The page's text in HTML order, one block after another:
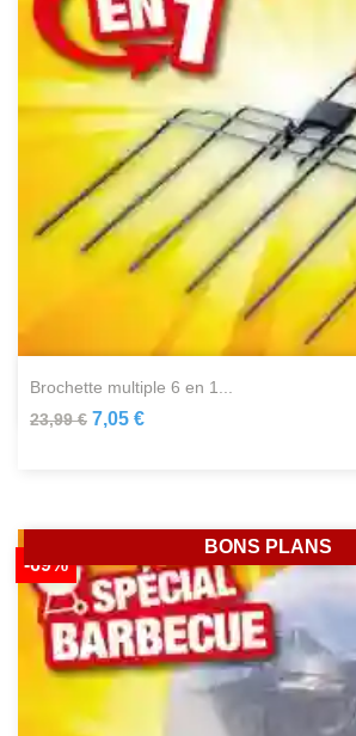
brochette multiple 6 en 1...
23,99 € 7,05 €
-69%
BONS PLANS